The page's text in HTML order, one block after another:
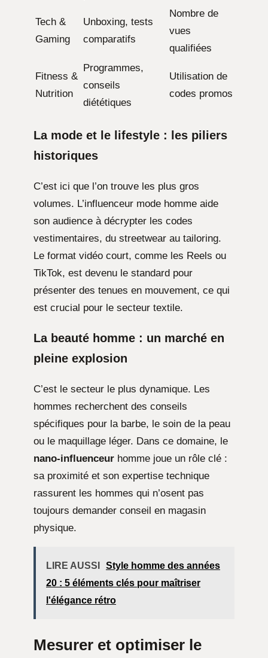
Tech &
Gaming
Unboxing, tests
comparatifs
Nombre de
vues
qualifiées
Fitness &
Nutrition
Programmes,
conseils
diététiques
Utilisation de
codes promos
La mode et le lifestyle : les piliers
historiques
C’est ici que l’on trouve les plus gros
volumes. L’influenceur mode homme aide
son audience à décrypter les codes
vestimentaires, du streetwear au tailoring.
Le format vidéo court, comme les Reels ou
TikTok, est devenu le standard pour
présenter des tenues en mouvement, ce qui
est crucial pour le secteur textile.
La beauté homme : un marché en
pleine explosion
C’est le secteur le plus dynamique. Les
hommes recherchent des conseils
spécifiques pour la barbe, le soin de la peau
ou le maquillage léger. Dans ce domaine, le
nano-influenceur homme joue un rôle clé :
sa proximité et son expertise technique
rassurent les hommes qui n’osent pas
toujours demander conseil en magasin
physique.
LIRE AUSSI
Style homme des années
20 : 5 éléments clés pour maîtriser
l'élégance rétro
Mesurer et optimiser le